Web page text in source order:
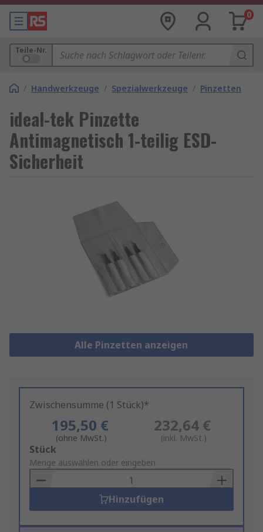
0
Teile-Nr.
/ Handwerkzeuge / Spezialwerkzeuge / Pinzetten
ideal-tek Pinzette
Antimagnetisch 1-teilig ESD-
Sicherheit
Alle Pinzetten anzeigen
Zwischensumme (1 Stück)*
195,50 €
(ohne MwSt.)
232,64 €
(inkl. MwSt.)
Add
to
Basket
Stück
Menge auswählen oder eingeben
Hinzufügen